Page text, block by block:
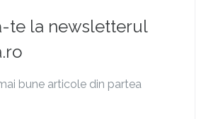
te la newsletterul
bune articole din partea